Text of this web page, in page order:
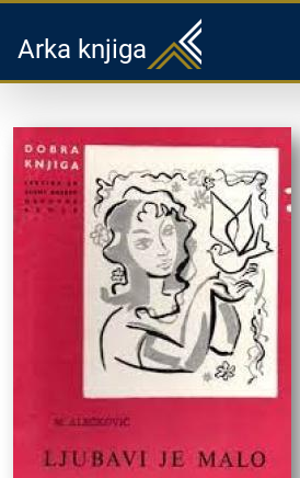
Arka knjiga